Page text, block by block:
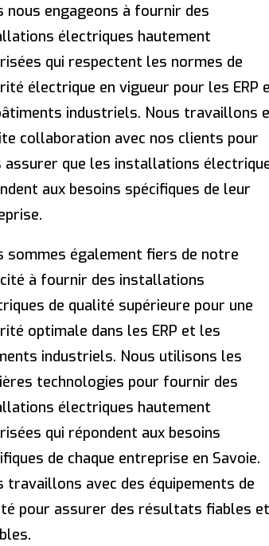
nous engageons à fournir des
électriques hautement
qui respectent les normes de
électrique en vigueur pour les ERP
industriels. Nous travaillons
collaboration avec nos clients pour
assurer que les installations
aux besoins spécifiques de leur
sommes également fiers de notre
à fournir des installations
de qualité supérieure pour une
optimale dans les ERP et les
industriels. Nous utilisons les
technologies pour fournir des
électriques hautement
qui répondent aux besoins
de chaque entreprise en Savoie.
travaillons avec des équipements de
pour assurer des résultats fiables et